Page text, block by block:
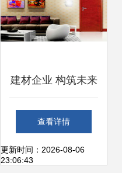
建材企业 构筑未来
的基石，装修第一
网建材企业频道引
查看详情
更新时间：2026-08-06
23:06:43